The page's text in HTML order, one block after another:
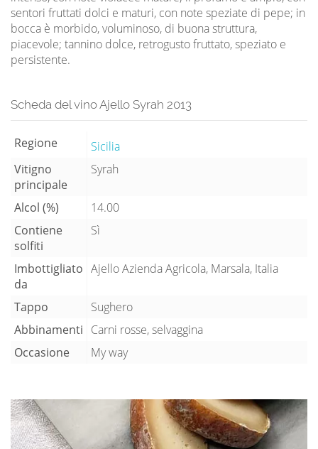
sentori fruttati dolci e maturi, con note speziate di pepe; in
bocca è morbido, voluminoso, di buona struttura,
piacevole; tannino dolce, retrogusto fruttato, speziato e
persistente.
Scheda del vino Ajello Syrah 2013
Regione
Sicilia
Vitigno
principale
Syrah
Alcol (%)
14.00
Contiene
solfiti
Sì
Imbottigliato
da
Ajello Azienda Agricola, Marsala, Italia
Tappo
Sughero
Abbinamenti Carni rosse, selvaggina
Occasione
My way